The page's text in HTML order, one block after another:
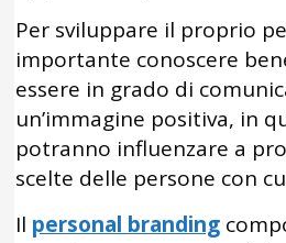
Per sviluppare il proprio
importante conoscere
essere in grado di
un’immagine positiva, in
potranno influenzare a
scelte delle persone con
Il personal branding